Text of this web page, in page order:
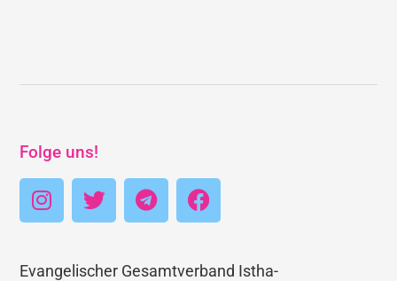
Folge uns!
Evangelischer Gesamtverband Istha-